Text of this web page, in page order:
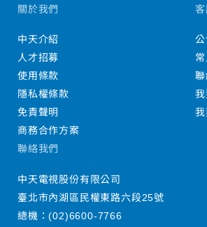
關於我們
中天介紹
人才招募
使用條款
隱私權條款
免責聲明
商務合作方案
聯
聯絡我們
中天電視股份有限公司
臺北市內湖區民權東路六段25號
總機：(02)6600-7766